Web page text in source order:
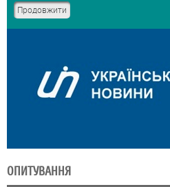
ОПИТУВАННЯ